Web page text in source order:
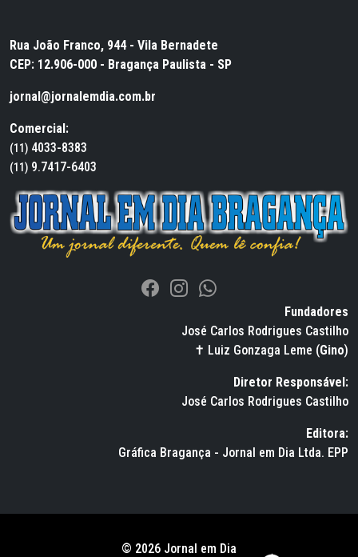
Rua João Franco, 944 - Vila Bernadete
CEP: 12.906-000 - Bragança Paulista - SP
jornal@jornalemdia.com.br
Comercial:
(11) 4033-8383
(11) 9.7417-6403
Fundadores
José Carlos Rodrigues Castilho
✝ Luiz Gonzaga Leme (Gino)
Diretor Responsável:
José Carlos Rodrigues Castilho
Editora:
Gráfica Bragança - Jornal em Dia Ltda. EPP
© 2026 Jornal em Dia